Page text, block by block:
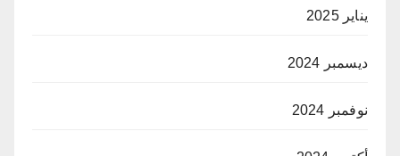
يناير 2025
ديسمبر 2024
نوفمبر 2024